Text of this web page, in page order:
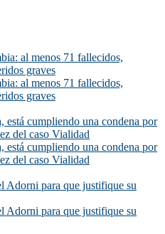
al menos 71 fallecidos,
graves
al menos 71 fallecidos,
graves
está cumpliendo una condena por
del caso Vialidad
está cumpliendo una condena por
del caso Vialidad
Adorni para que justifique su
Adorni para que justifique su